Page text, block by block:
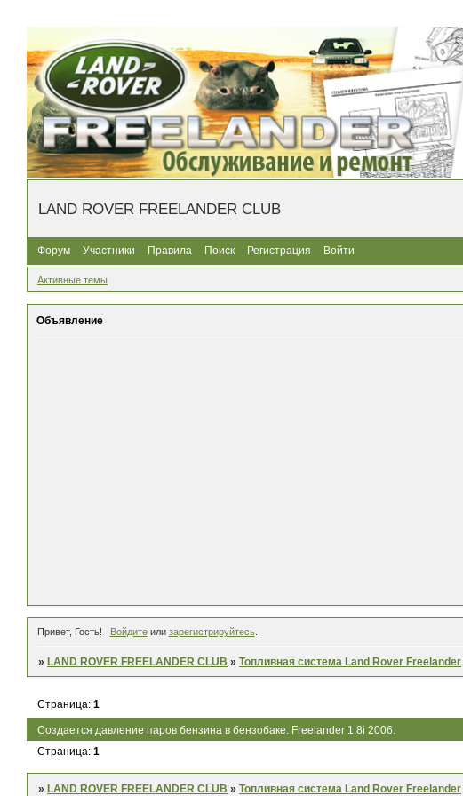
LAND ROVER FREELANDER CLUB
Форум Участники Правила Поиск Регистрация Войти
Активные темы
Объявление
Привет, Гость! Войдитеили зарегистрируйтесь.
»LAND ROVER FREELANDER CLUB »Топливная система Land Rover Freelander
Создается давление паров бензина в бензобаке. Freelander 1.8i 2006.
Страница:1
Страница:1
» LAND ROVER FREELANDER CLUB »Топливная система Land Rover Freelander